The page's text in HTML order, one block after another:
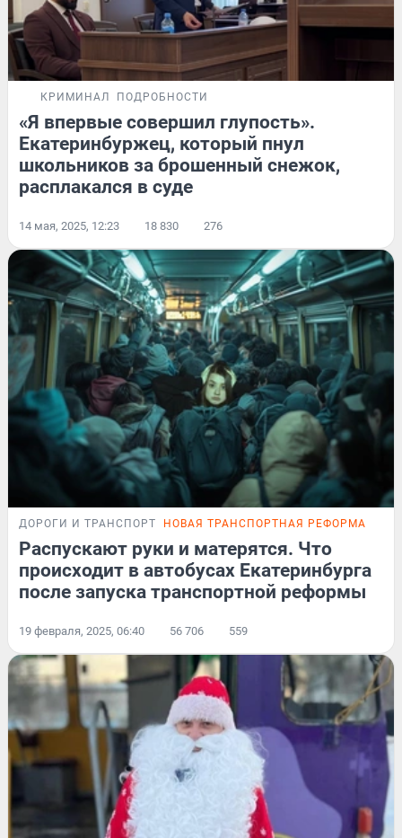
КРИМИНАЛ ПОДРОБНОСТИ
«Я впервые совершил глупость».
Екатеринбуржец, который пнул
школьников за брошенный снежок,
расплакался в суде
14 мая, 2025, 12:23 18 830 276
ДОРОГИ И ТРАНСПОРТ НОВАЯ ТРАНСПОРТНАЯ РЕФОРМА
Распускают руки и матерятся. Что
происходит в автобусах Екатеринбурга
после запуска транспортной реформы
19 февраля, 2025, 06:40 56 706 559